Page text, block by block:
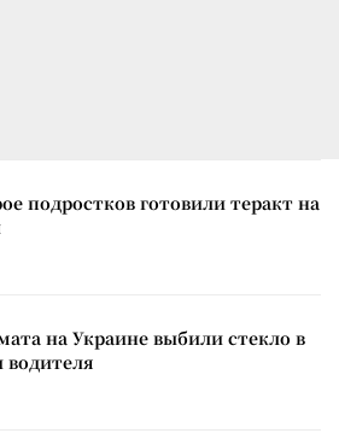
подростков готовили теракт на
на Украине выбили стекло в